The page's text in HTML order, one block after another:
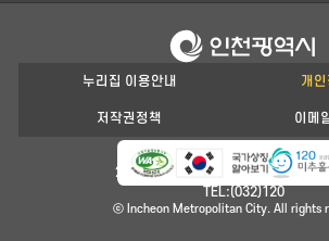
누리집 이용안내 개
저작권정책 이메
21554 인천광역시 남동구 정각로
TEL:(032)120
ⓒ Incheon Metropolitan City. All rights